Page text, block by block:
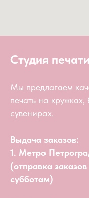
Студия
Мы предлагаем
печать на
сувенирах.
Выдача заказов:
1. Метро
(отправка
субботам)